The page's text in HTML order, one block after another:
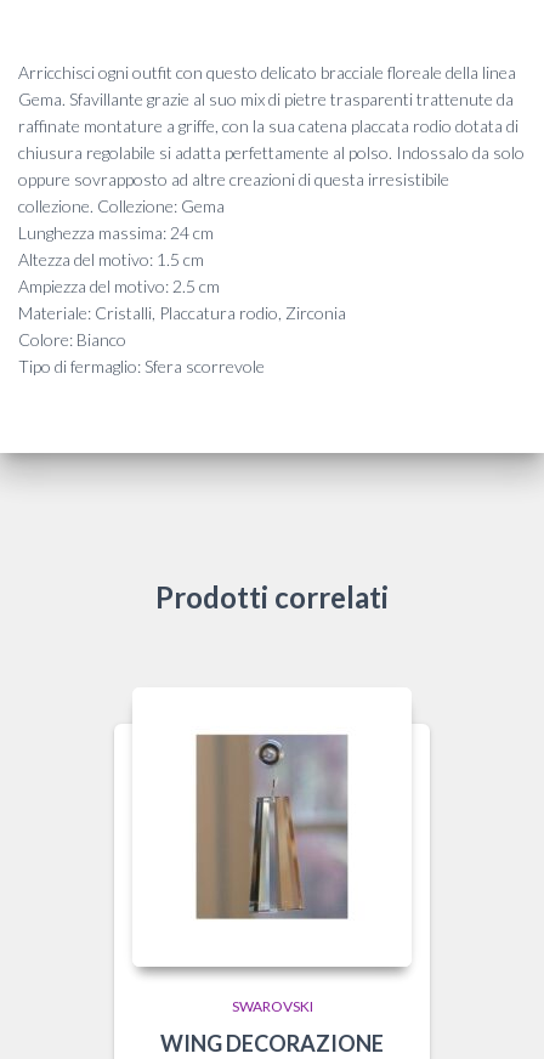
Arricchisci ogni outfit con questo delicato bracciale floreale della linea
Gema. Sfavillante grazie al suo mix di pietre trasparenti trattenute da
raffinate montature a griffe, con la sua catena placcata rodio dotata di
chiusura regolabile si adatta perfettamente al polso. Indossalo da solo
oppure sovrapposto ad altre creazioni di questa irresistibile
collezione. Collezione: Gema
Lunghezza massima: 24 cm
Altezza del motivo: 1.5 cm
Ampiezza del motivo: 2.5 cm
Materiale: Cristalli, Placcatura rodio, Zirconia
Colore: Bianco
Tipo di fermaglio: Sfera scorrevole
Prodotti correlati
SWAROVSKI
WING DECORAZIONE